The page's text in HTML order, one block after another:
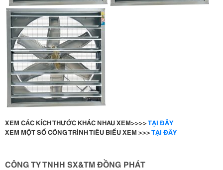
XEM CÁC KÍCH THƯỚC KHÁC NHAU XEM>>>>TẠI ĐÂY
XEM MỘT SỐ CÔNG TRÌNH TIÊU BIỂU XEM >>>TẠI ĐÂY
CÔNG TY TNHH SX&TM ĐỒNG PHÁT